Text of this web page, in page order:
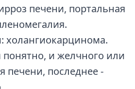
печени, портальная
холангиокарцинома.
и желчного или
печени, последнее -